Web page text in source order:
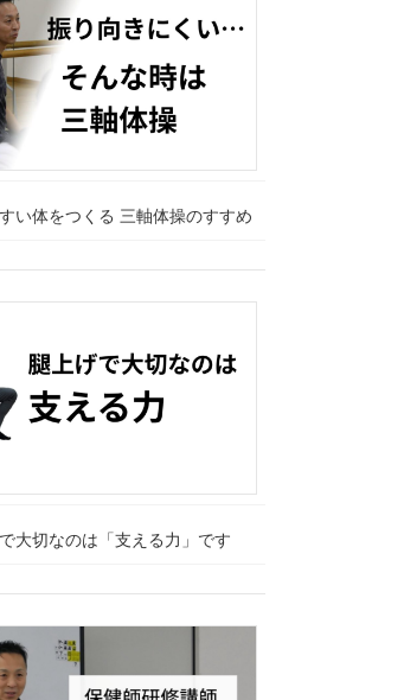
い体をつくる 三軸体操のすすめ
大切なのは「支える力」です